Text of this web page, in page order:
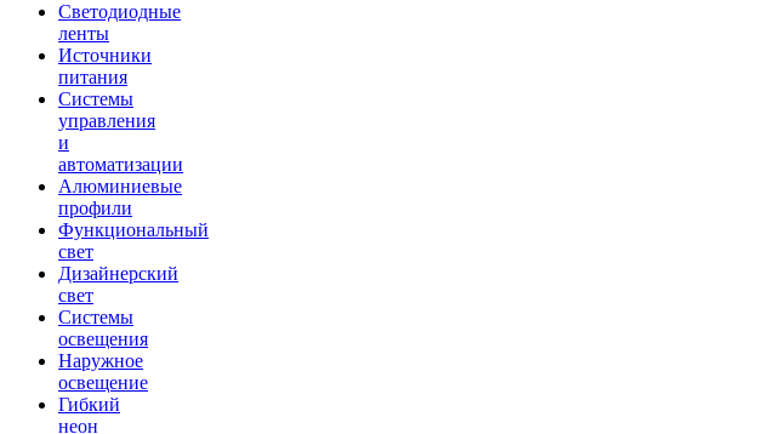
Светодиодные
ленты
Источники
питания
Системы
управления
и
автоматизации
Алюминиевые
профили
Функциональный
свет
Дизайнерский
свет
Системы
освещения
Наружное
освещение
Гибкий
неон